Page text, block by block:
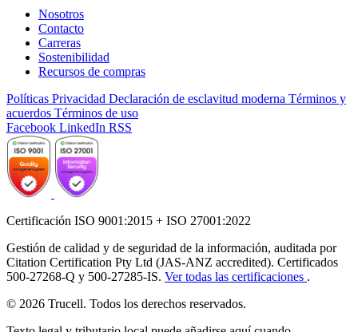
Nosotros
Contacto
Carreras
Sostenibilidad
Recursos de compras
Políticas Privacidad Declaración de esclavitud moderna Términos y
acuerdos Términos de uso
Facebook LinkedIn RSS
Certificación ISO 9001:2015 + ISO 27001:2022
Gestión de calidad y de seguridad de la información, auditada por
Citation Certification Pty Ltd (JAS-ANZ accredited). Certificados
500-27268-Q y 500-27285-IS. Ver todas las certificaciones .
© 2026 Trucell. Todos los derechos reservados.